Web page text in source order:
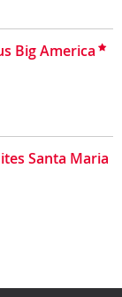
Big America
Santa Maria